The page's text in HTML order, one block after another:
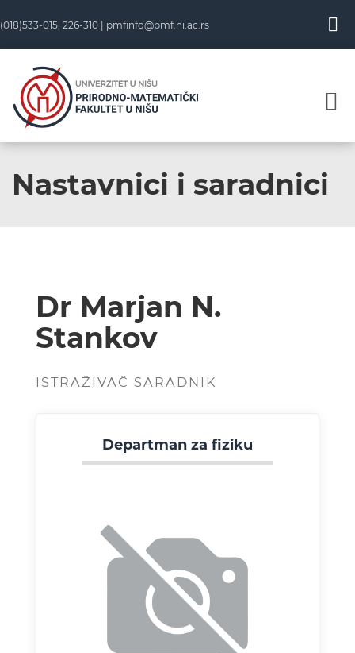
(018)533-015, 226-310 | pmfinfo@pmf.ni.ac.rs
Nastavnici i saradnici
Dr Marjan N.
Stankov
ISTRAŽIVAČ SARADNIK
Departman za fiziku